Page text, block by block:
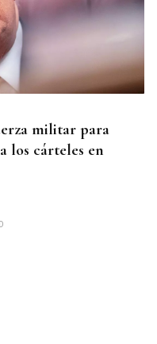
militar para
los cárteles en